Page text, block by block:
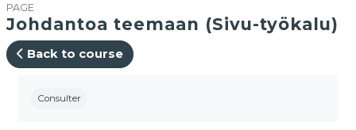
PAGE
Johdantoa teemaan (Sivu-työkalu)
Back to course
Consulter